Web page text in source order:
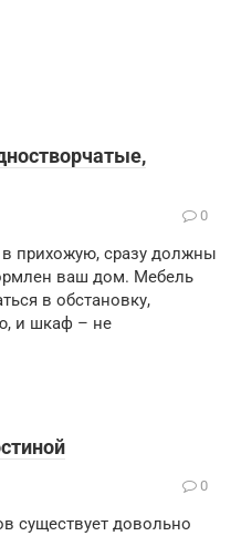
0
в прихожую, сразу должны
ваш дом. Мебель
в обстановку,
и шкаф – не
0
существует довольно